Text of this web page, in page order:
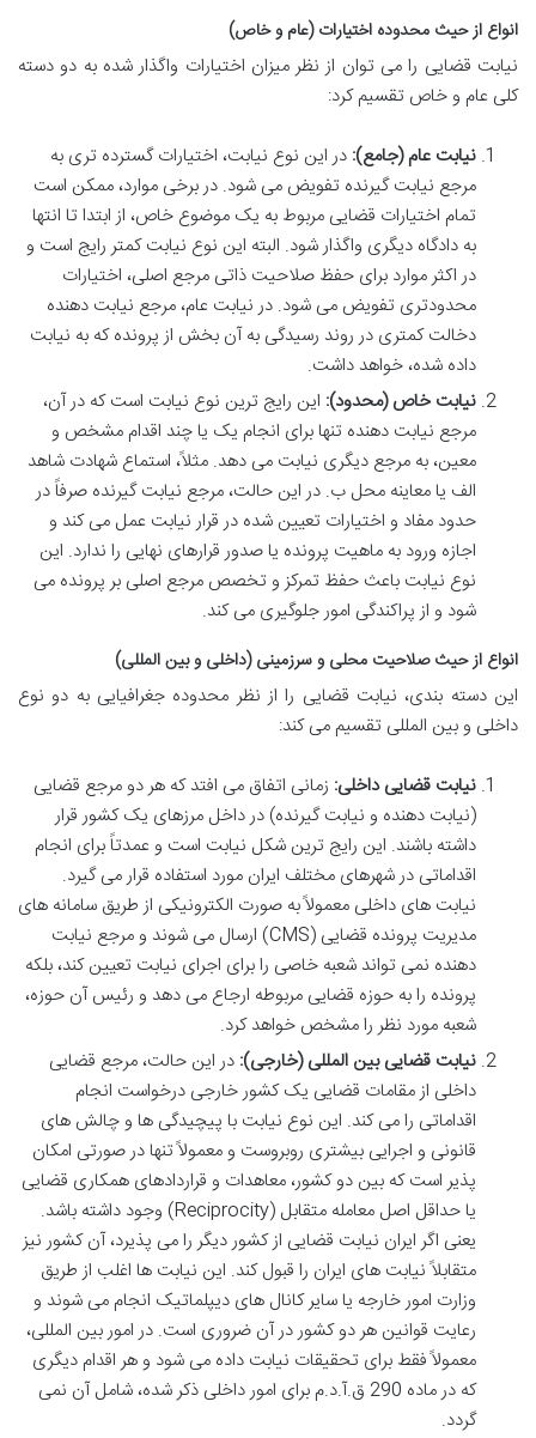
انواع از حیث محدوده اختیارات (عام و خاص)
نیابت قضایی را می توان از نظر میزان اختیارات واگذار شده به دو دسته
کلی عام و خاص تقسیم کرد:
نیابت عام (جامع): در این نوع نیابت، اختیارات گسترده تری به
مرجع نیابت گیرنده تفویض می شود. در برخی موارد، ممکن است
تمام اختیارات قضایی مربوط به یک موضوع خاص، از ابتدا تا انتها
به دادگاه دیگری واگذار شود. البته این نوع نیابت کمتر رایج است و
در اکثر موارد برای حفظ صلاحیت ذاتی مرجع اصلی، اختیارات
محدودتری تفویض می شود. در نیابت عام، مرجع نیابت دهنده
دخالت کمتری در روند رسیدگی به آن بخش از پرونده که به نیابت
داده شده، خواهد داشت.
نیابت خاص (محدود): این رایج ترین نوع نیابت است که در آن،
مرجع نیابت دهنده تنها برای انجام یک یا چند اقدام مشخص و
معین، به مرجع دیگری نیابت می دهد. مثلاً، استماع شهادت شاهد
الف یا معاینه محل ب. در این حالت، مرجع نیابت گیرنده صرفاً در
حدود مفاد و اختیارات تعیین شده در قرار نیابت عمل می کند و
اجازه ورود به ماهیت پرونده یا صدور قرارهای نهایی را ندارد. این
نوع نیابت باعث حفظ تمرکز و تخصص مرجع اصلی بر پرونده می
شود و از پراکندگی امور جلوگیری می کند.
انواع از حیث صلاحیت محلی و سرزمینی (داخلی و بین المللی)
این دسته بندی، نیابت قضایی را از نظر محدوده جغرافیایی به دو نوع
داخلی و بین المللی تقسیم می کند:
نیابت قضایی داخلی: زمانی اتفاق می افتد که هر دو مرجع قضایی
(نیابت دهنده و نیابت گیرنده) در داخل مرزهای یک کشور قرار
داشته باشند. این رایج ترین شکل نیابت است و عمدتاً برای انجام
اقداماتی در شهرهای مختلف ایران مورد استفاده قرار می گیرد.
نیابت های داخلی معمولاً به صورت الکترونیکی از طریق سامانه های
مدیریت پرونده قضایی (CMS) ارسال می شوند و مرجع نیابت
دهنده نمی تواند شعبه خاصی را برای اجرای نیابت تعیین کند، بلکه
پرونده را به حوزه قضایی مربوطه ارجاع می دهد و رئیس آن حوزه،
شعبه مورد نظر را مشخص خواهد کرد.
نیابت قضایی بین المللی (خارجی): در این حالت، مرجع قضایی
داخلی از مقامات قضایی یک کشور خارجی درخواست انجام
اقداماتی را می کند. این نوع نیابت با پیچیدگی ها و چالش های
قانونی و اجرایی بیشتری روبروست و معمولاً تنها در صورتی امکان
پذیر است که بین دو کشور، معاهدات و قراردادهای همکاری قضایی
یا حداقل اصل معامله متقابل (Reciprocity) وجود داشته باشد.
یعنی اگر ایران نیابت قضایی از کشور دیگر را می پذیرد، آن کشور نیز
متقابلاً نیابت های ایران را قبول کند. این نیابت ها اغلب از طریق
وزارت امور خارجه یا سایر کانال های دیپلماتیک انجام می شوند و
رعایت قوانین هر دو کشور در آن ضروری است. در امور بین المللی،
معمولاً فقط برای تحقیقات نیابت داده می شود و هر اقدام دیگری
که در ماده 290 ق.آ.د.م برای امور داخلی ذکر شده، شامل آن نمی
گردد.